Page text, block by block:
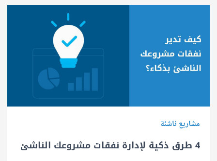
مشاريع ناشئة
4 طرق ذكية لإدارة نفقات مشروعك الناشئ